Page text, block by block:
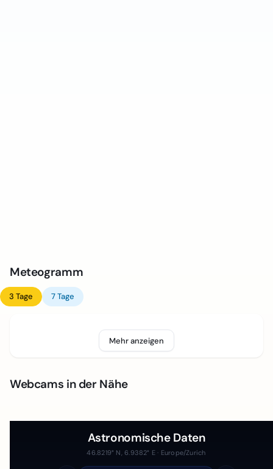
Meteogramm
3 Tage 7 Tage
Mehr anzeigen
Webcams in der Nähe
Astronomische Daten
46.8219° N, 6.9382° E · Europe/Zurich